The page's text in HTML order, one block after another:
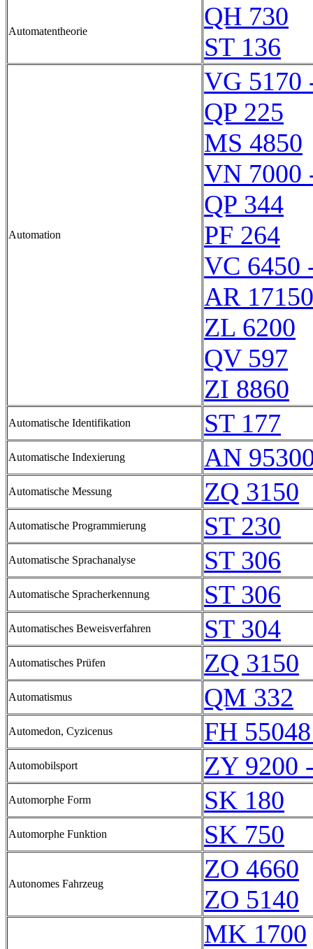
Automatentheorie
QH 730
ST 136
Automation
VG 5170
QP 225
MS 4850
VN 7000
QP 344
PF 264
VC 6450
AR 17150
ZL 6200
QV 597
ZI 8860
Automatische Identifikation ST 177
Automatische Indexierung AN
Automatische Messung ZQ 3150
Automatische Programmierung ST 230
Automatische Sprachanalyse ST 306
Automatische Spracherkennung ST 306
Automatisches Beweisverfahren ST 304
Automatisches Prüfen ZQ 3150
Automatismus QM 332
Automedon, Cyzicenus FH
Automobilsport ZY 9200
Automorphe Form SK 180
Automorphe Funktion SK 750
Autonomes Fahrzeug
ZO 4660
ZO 5140
MK 1700